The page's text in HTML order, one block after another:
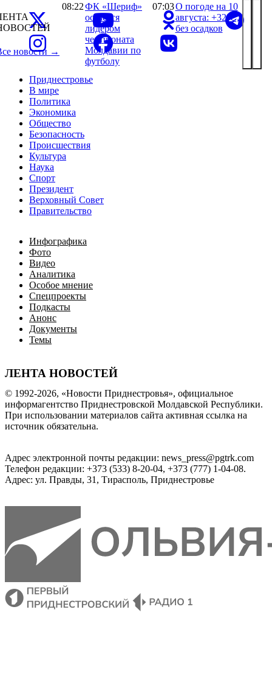
Приднестровье
В мире
Политика
Экономика
Общество
Безопасность
Происшествия
Культура
Наука
Спорт
Президент
Верховный Совет
Правительство
Инфографика
Фото
Видео
Аналитика
Особое мнение
Спецпроекты
Подкасты
Анонс
Документы
Темы
ЛЕНТА НОВОСТЕЙ
новости →
08:22ФК «Шериф»
остается
лидером
чемпионата
Молдавии по
футболу
07:03О погоде на 10
августа: +32°С,
без осадков
© 1992-2026, «Новости Приднестровья», официальное
информагентство Приднестровской Молдавской Республики.
При использовании материалов сайта активная ссылка на
источник обязательна.
Адрес электронной почты редакции: news_press@pgtrk.com
Телефон редакции: +373 (533) 8-20-04, +373 (777) 1-04-08.
Адрес: ул. Правды, 31, Тирасполь, Приднестровье